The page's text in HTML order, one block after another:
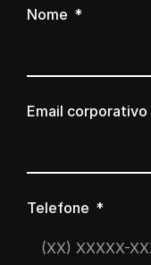
Nome
Email corporativo
Telefone